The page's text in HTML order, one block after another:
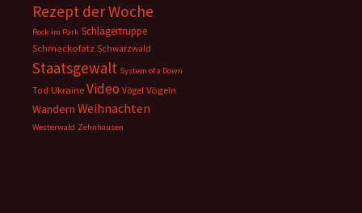
Rezept der Woche
Rock im Park Schlägertruppe
Schmackofatz Schwarzwald
Staatsgewalt System of a Down
Tod Ukraine Video Vögel Vögeln
Wandern Weihnachten
Westerwald Zehnhausen